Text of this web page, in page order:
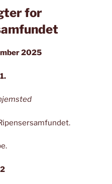
for
2025